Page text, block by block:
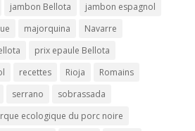
jambon Bellota
jambon espagnol
majorquina
Navarre
prix epaule Bellota
recettes Rioja
Romains
serrano
sobrassada
ecologique du porc noire